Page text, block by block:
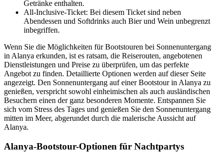
Getränke enthalten.
All-Inclusive-Ticket: Bei diesem Ticket sind neben
Abendessen und Softdrinks auch Bier und Wein unbegrenzt
inbegriffen.
Wenn Sie die Möglichkeiten für Bootstouren bei Sonnenuntergang
in Alanya erkunden, ist es ratsam, die Reiserouten, angebotenen
Dienstleistungen und Preise zu überprüfen, um das perfekte
Angebot zu finden. Detaillierte Optionen werden auf dieser Seite
angezeigt. Den Sonnenuntergang auf einer Bootstour in Alanya zu
genießen, verspricht sowohl einheimischen als auch ausländischen
Besuchern einen der ganz besonderen Momente. Entspannen Sie
sich vom Stress des Tages und genießen Sie den Sonnenuntergang
mitten im Meer, abgerundet durch die malerische Aussicht auf
Alanya.
Alanya-Bootstour-Optionen für Nachtpartys